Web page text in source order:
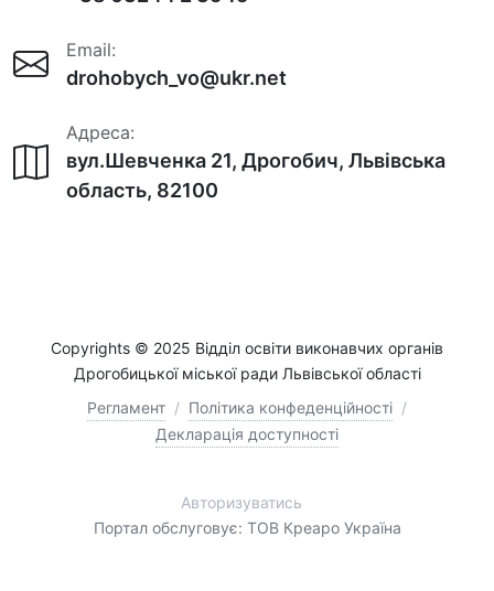
Email:
drohobych_vo@ukr.net
Адреса:
вул.Шевченка 21, Дрогобич, Львівська
область, 82100
Copyrights © 2025 Відділ освіти виконавчих органів
Дрогобицької міської ради Львівської області
Регламент / Політика конфеденційності /
Декларація доступності
Авторизуватись
Портал обслуговує: ТОВ Креаро Україна